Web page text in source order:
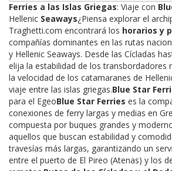
Ferries a las Islas Griegas: Viaje con
Hellenic Seaways¿Piensa explorar el
Traghetti.com encontrará los horarios y
compañías dominantes en las rutas
y Hellenic Seaways. Desde las Cícladas
elija la estabilidad de los transbordadores
la velocidad de los catamaranes de
viaje entre las islas griegas.Blue Star
para el EgeoBlue Star Ferries es la
conexiones de ferry largas y medias en
compuesta por buques grandes y
aquellos que buscan estabilidad y
travesías más largas, garantizando un
entre el puerto de El Pireo (Atenas) y los